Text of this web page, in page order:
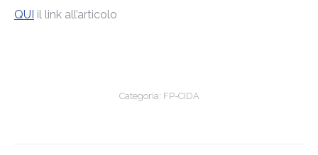
QUI il link all’articolo
Categoria: FP-CIDA